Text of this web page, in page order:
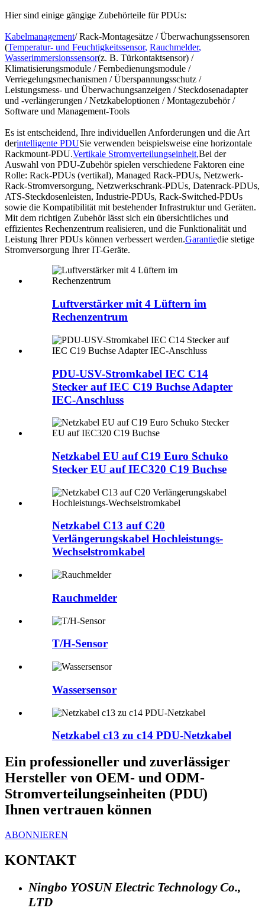
Hier sind einige gängige Zubehörteile für PDUs:
Kabelmanagement/ Rack-Montagesätze / Überwachungssensoren
(Temperatur- und Feuchtigkeitssensor, Rauchmelder,
Wasserimmersionssensor(z. B. Türkontaktsensor) /
Klimatisierungsmodule / Fernbedienungsmodule /
Verriegelungsmechanismen / Überspannungsschutz /
Leistungsmess- und Überwachungsanzeigen / Steckdosenadapter
und -verlängerungen / Netzkabeloptionen / Montagezubehör /
Software und Management-Tools
Es ist entscheidend, Ihre individuellen Anforderungen und die Art
derintelligente PDUSie verwenden beispielsweise eine horizontale
Rackmount-PDU.Vertikale Stromverteilungseinheit,Bei der
Auswahl von PDU-Zubehör spielen verschiedene Faktoren eine
Rolle: Rack-PDUs (vertikal), Managed Rack-PDUs, Netzwerk-
Rack-Stromversorgung, Netzwerkschrank-PDUs, Datenrack-PDUs,
ATS-Steckdosenleisten, Industrie-PDUs, Rack-Switched-PDUs
sowie die Kompatibilität mit bestehender Infrastruktur und Geräten.
Mit dem richtigen Zubehör lässt sich ein übersichtliches und
effizientes Rechenzentrum realisieren, und die Funktionalität und
Leistung Ihrer PDUs können verbessert werden.Garantiedie stetige
Stromversorgung Ihrer IT-Geräte.
Luftverstärker mit 4 Lüftern im
Rechenzentrum
PDU-USV-Stromkabel IEC C14
Stecker auf IEC C19 Buchse Adapter
IEC-Anschluss
Netzkabel EU auf C19 Euro Schuko
Stecker EU auf IEC320 C19 Buchse
Netzkabel C13 auf C20
Verlängerungskabel Hochleistungs-
Wechselstromkabel
Rauchmelder
T/H-Sensor
Wassersensor
Netzkabel c13 zu c14 PDU-Netzkabel
Ein professioneller und zuverlässiger
Hersteller von OEM- und ODM-
Stromverteilungseinheiten (PDU)
Ihnen vertrauen können
ABONNIEREN
KONTAKT
Ningbo YOSUN Electric Technology Co.,
LTD